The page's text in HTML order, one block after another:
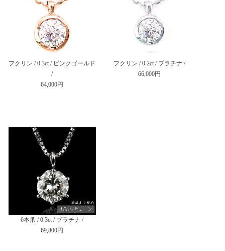
フクリン / 0.3ct / ピンクゴールド
/
64,000円
6本爪 / 0.3ct / プラチナ /
69,800円
フクリン / 0.2ct / プラチナ /
66,000円